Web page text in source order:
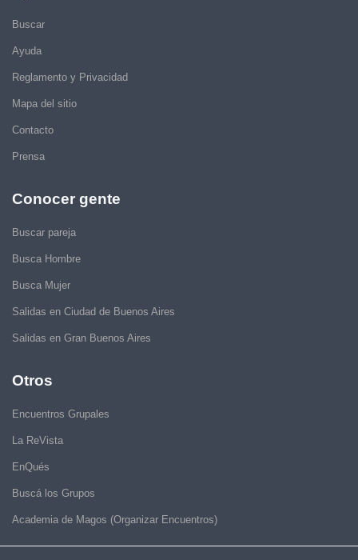
Buscar
Ayuda
Reglamento y Privacidad
Mapa del sitio
Contacto
Prensa
Conocer gente
Buscar pareja
Busca Hombre
Busca Mujer
Salidas en Ciudad de Buenos Aires
Salidas en Gran Buenos Aires
Otros
Encuentros Grupales
La ReVista
EnQués
Buscá los Grupos
Academia de Magos (Organizar Encuentros)